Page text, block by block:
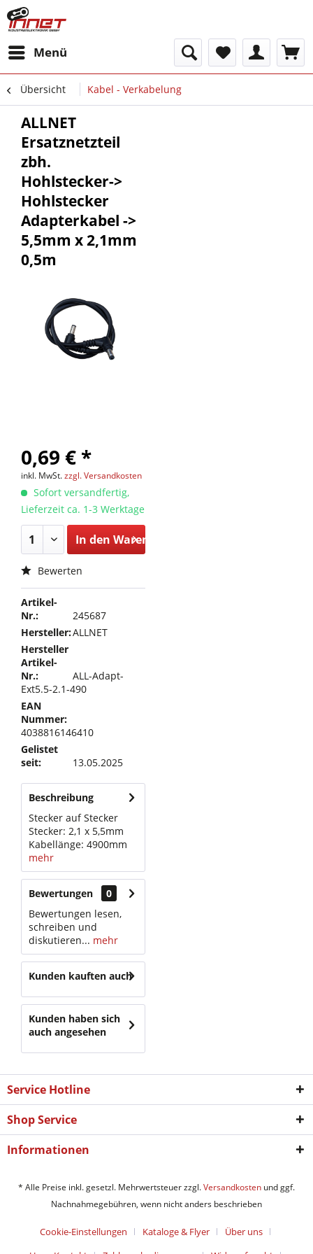
Menü
Übersicht Kabel - Verkabelung
ALLNET
Ersatznetzteil
zbh.
Hohlstecker->
Hohlstecker
Adapterkabel ->
5,5mm x 2,1mm
0,5m
0,69 € *
inkl. MwSt.zzgl. Versandkosten
Sofort versandfertig,
Lieferzeit ca. 1-3 Werktage
In den Warenkorb
Bewerten
Artikel-
Nr.:
245687
Hersteller:ALLNET
Hersteller
Artikel-
Nr.:
ALL-Adapt-
Ext5.5-2.1-490
EAN
Nummer:
4038816146410
Gelistet
seit:
13.05.2025
Beschreibung
Stecker auf Stecker
Stecker: 2,1 x 5,5mm
Kabellänge: 4900mm
mehr
Bewertungen
0
Bewertungen lesen,
schreiben und
diskutieren... mehr
Kunden kauften auch
Kunden haben sich
auch angesehen
Service Hotline
Shop Service
Informationen
* Alle Preise inkl. gesetzl. Mehrwertsteuer zzgl.Versandkosten und ggf.
Nachnahmegebühren, wenn nicht anders beschrieben
Cookie-Einstellungen Kataloge & Flyer
Über uns